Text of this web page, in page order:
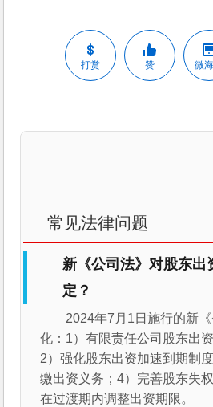
打赏 赞 微
常见法律问题
新《公司法》对股东出
定？
2024年7月1日施行的新
化：1）有限责任公司股东出
2）强化股东出资加速到期制
缴出资义务；4）完善股东失
在过渡期内调整出资期限。